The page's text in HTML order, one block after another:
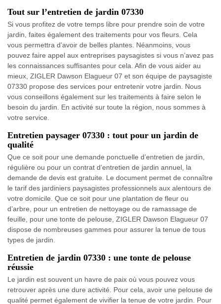
Tout sur l’entretien de jardin 07330
Si vous profitez de votre temps libre pour prendre soin de votre
jardin, faites également des traitements pour vos fleurs. Cela
vous permettra d’avoir de belles plantes. Néanmoins, vous
pouvez faire appel aux entreprises paysagistes si vous n’avez pas
les connaissances suffisantes pour cela. Afin de vous aider au
mieux, ZIGLER Dawson Elagueur 07 et son équipe de paysagiste
07330 propose des services pour entretenir votre jardin. Nous
vous conseillons également sur les traitements à faire selon le
besoin du jardin. En activité sur toute la région, nous sommes à
votre service.
Entretien paysager 07330 : tout pour un jardin de
qualité
Que ce soit pour une demande ponctuelle d’entretien de jardin,
régulière ou pour un contrat d’entretien de jardin annuel, la
demande de devis est gratuite. Le document permet de connaître
le tarif des jardiniers paysagistes professionnels aux alentours de
votre domicile. Que ce soit pour une plantation de fleur ou
d’arbre, pour un entretien de nettoyage ou de ramassage de
feuille, pour une tonte de pelouse, ZIGLER Dawson Elagueur 07
dispose de nombreuses gammes pour assurer la tenue de tous
types de jardin.
Entretien de jardin 07330 : une tonte de pelouse
réussie
Le jardin est souvent un havre de paix où vous pouvez vous
retrouver après une dure activité. Pour cela, avoir une pelouse de
qualité permet également de vivifier la tenue de votre jardin. Pour